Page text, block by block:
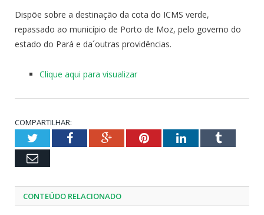
Dispõe sobre a destinação da cota do ICMS verde,
repassado ao município de Porto de Moz, pelo governo do
estado do Pará e da´outras providências.
Clique aqui para visualizar
COMPARTILHAR:
TwitterFacebookGoogle+PinterestLinkedInTumblr
Email
CONTEÚDO RELACIONADO